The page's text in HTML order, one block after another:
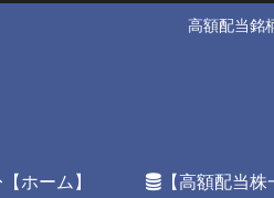
高額配当銘
【ホーム】 【高額配当株